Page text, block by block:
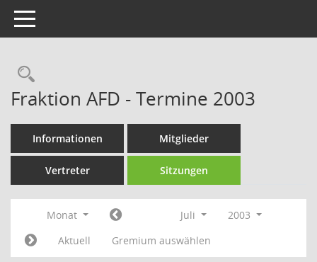
Toggle navigation
Rechercheauswahl
Fraktion AFD - Termine 2003
Informationen Mitglieder
Vertreter Sitzungen
Monat Juli
2003
Aktuell
Gremium auswählen